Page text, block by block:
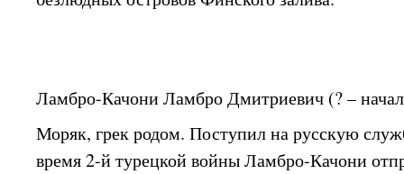
Ламбро-Качони Ламбро Дмитриевич (? –
Моряк, грек родом. Поступил на русскую
время 2-й турецкой войны Ламбро-Качони